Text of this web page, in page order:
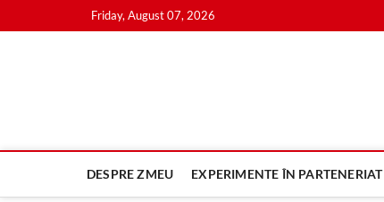
to
Friday, August 07, 2026
DESPRE ZMEU EXPERIMENTE ÎN PARTENERIAT